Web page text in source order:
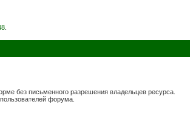
.
без письменного разрешения владельцев ресурса.
форума.